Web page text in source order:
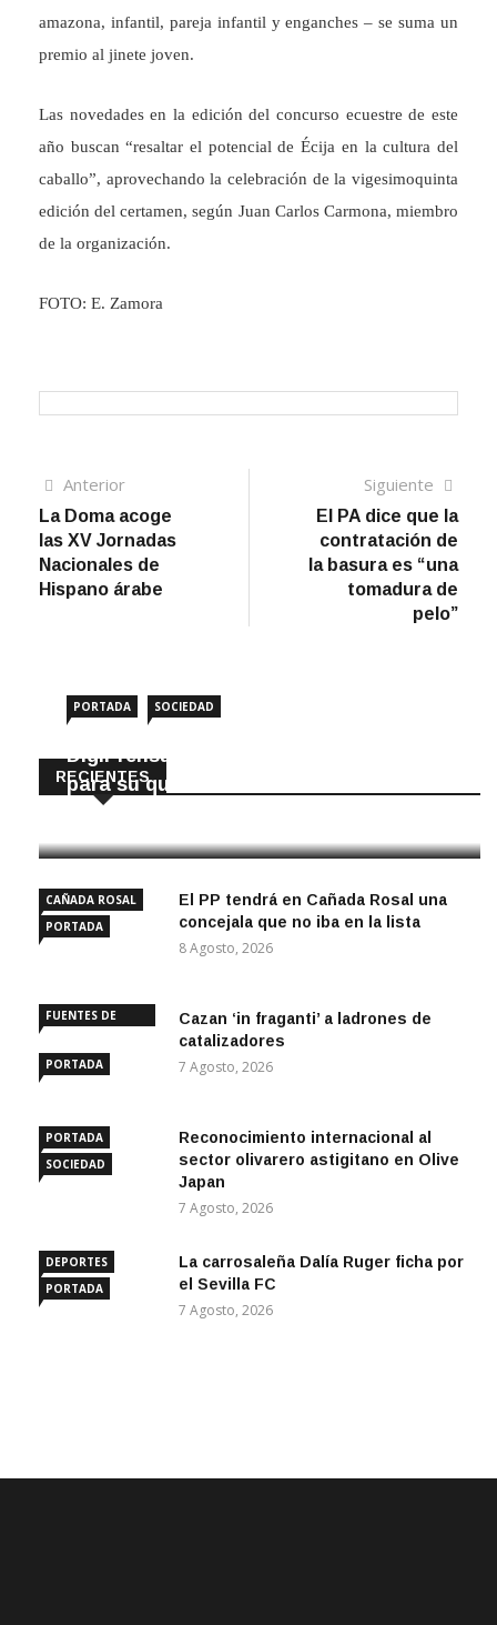
amazona, infantil, pareja infantil y enganches – se suma un
premio al jinete joven.
Las novedades en la edición del concurso ecuestre de este
año buscan “resaltar el potencial de Écija en la cultura del
caballo”, aprovechando la celebración de la vigesimoquinta
edición del certamen, según Juan Carlos Carmona, miembro
de la organización.
FOTO: E. Zamora
Navegación
de
entradas
AnteriorArtículo
anterior
La Doma acoge
las XV Jornadas
Nacionales de
Hispano árabe
Siguiente
El PA dice que la
contratación de
la basura es “una
tomadura de
pelo”
RECIENTES
PORTADA SOCIEDAD
DigiPrensa selecciona a Écija al Día
para su quiosco mundial
CAÑADA ROSAL
PORTADA
El PP tendrá en Cañada Rosal una
concejala que no iba en la lista
8 Agosto, 2026
FUENTES DE
PORTADA
Cazan ‘in fraganti’ a ladrones de
catalizadores
7 Agosto, 2026
PORTADA
SOCIEDAD
Reconocimiento internacional al
sector olivarero astigitano en Olive
Japan
7 Agosto, 2026
DEPORTES
PORTADA
La carrosaleña Dalía Ruger ficha por
el Sevilla FC
7 Agosto, 2026